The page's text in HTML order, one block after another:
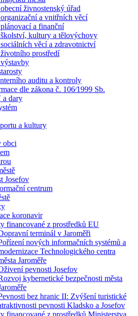
živnostenský úřad
a vnitřních věcí
a finanční
kultury a tělovýchovy
věcí a zdravotnictví
prostředí
auditu a kontroly
dle zákona č. 106⁄1999 Sb.
a dary
a kultury
obci
Josefov
centrum
koronavir
financované z prostředků EU
terminál v Jaroměři
nových informačních systémů a
Technologického centra
Jaroměře
pevnosti Josefov
kybernetické bezpečnosti města
bez hranic II: Zvýšení turistické
pevnosti Kladsko a Josefov
financované z prostředků Ministerstva